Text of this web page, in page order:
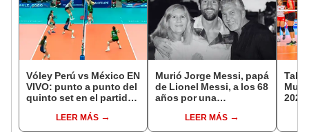
Vóley Perú vs México EN
VIVO: punto a punto del
quinto set en el partido
Mundial sub 17 2026
LEER MÁS
Murió Jorge Messi, papá
de Lionel Messi, a los 68
años por una
LEER MÁS